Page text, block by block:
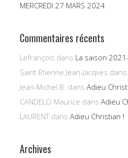
MERCREDI 27 MARS 2024
Commentaires récents
Lefrançois dans La saison
Saint Etienne Jean-Jacqves dans
Jean-Michel B. dans Adieu
CANDELO Maurice dans Adieu
LAURENTdans Adieu Christian !
Archives